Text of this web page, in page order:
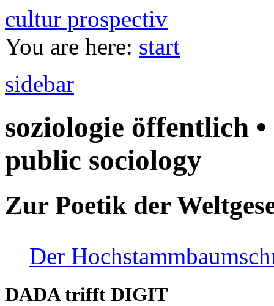
cultur prospectiv
You are here: start
sidebar
soziologie öffentlich
public sociology
Zur Poetik der
Der
DADA trifft DIGIT